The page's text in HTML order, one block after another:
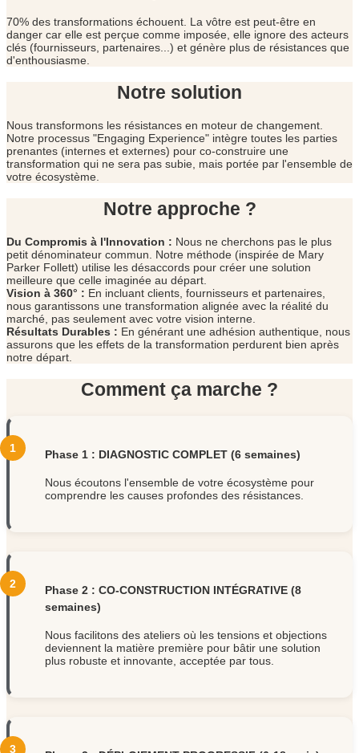
70% des transformations échouent. La vôtre est peut-être en
danger car elle est perçue comme imposée, elle ignore des acteurs
clés (fournisseurs, partenaires...) et génère plus de résistances que
d'enthousiasme.
Notre solution
Nous transformons les résistances en moteur de changement.
Notre processus "Engaging Experience" intègre toutes les parties
prenantes (internes et externes) pour co-construire une
transformation qui ne sera pas subie, mais portée par l'ensemble de
votre écosystème.
Notre approche ?
Du Compromis à l'Innovation : Nous ne cherchons pas le plus
petit dénominateur commun. Notre méthode (inspirée de Mary
Parker Follett) utilise les désaccords pour créer une solution
meilleure que celle imaginée au départ.
Vision à 360° : En incluant clients, fournisseurs et partenaires,
nous garantissons une transformation alignée avec la réalité du
marché, pas seulement avec votre vision interne.
Résultats Durables : En générant une adhésion authentique, nous
assurons que les effets de la transformation perdurent bien après
notre départ.
Comment ça marche ?
Phase 1 : DIAGNOSTIC COMPLET (6 semaines)
Nous écoutons l'ensemble de votre écosystème pour
comprendre les causes profondes des résistances.
Phase 2 : CO-CONSTRUCTION INTÉGRATIVE (8
semaines)
Nous facilitons des ateliers où les tensions et objections
deviennent la matière première pour bâtir une solution
plus robuste et innovante, acceptée par tous.